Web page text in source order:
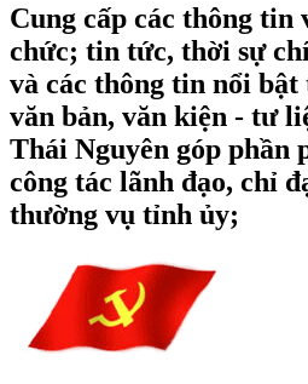
Cung cấp các thông tin
chức; tin tức, thời sự
và các thông tin nổi
văn bản, văn kiện - tư
Thái Nguyên góp phần
công tác lãnh đạo, chỉ
thường vụ tỉnh ủy;